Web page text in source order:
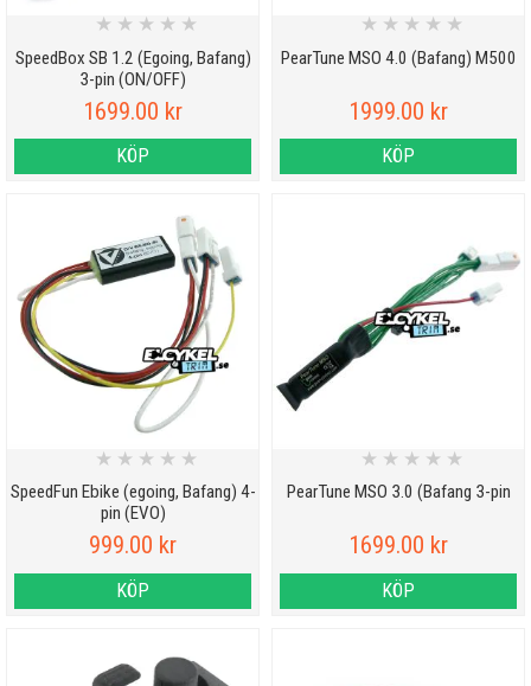
SpeedBox SB 1.2 (Egoing, Bafang)
3-pin (ON/OFF)
★ ★ ★ ★ ★
1699.00 kr
KÖP
PearTune MSO 4.0 (Bafang) M500
★ ★ ★ ★ ★
1999.00 kr
KÖP
SpeedFun Ebike (egoing, Bafang) 4-
pin (EVO)
★ ★ ★ ★ ★
999.00 kr
KÖP
PearTune MSO 3.0 (Bafang 3-pin
★ ★ ★ ★ ★
1699.00 kr
KÖP